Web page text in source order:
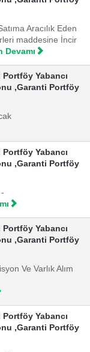
Aracılık Eden
maddesine İncir
Devamı
Yabancı
,Garanti Portföy
Yabancı
,Garanti Portföy
Yabancı
,Garanti Portföy
Ve Varlık Alım
Yabancı
,Garanti Portföy